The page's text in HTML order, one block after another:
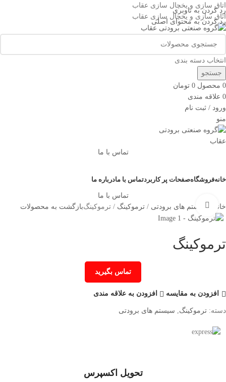
رد کردن به ناوبری
رد کردن به محتوای اصلی
اتاق سازی و یخچال سازی عقاب
اتاق سازی و یخچال سازی عقاب
انتخاب دسته بندی
جستجو
0 محصول 0 تومان
0 علاقه مندی
ورود / ثبت نام
منو
تماس با ما
خانهفروشگاهصفحات پر کاربردتماس با مادرباره ما
تماس با ما
خانه
سیستم های برودتی ترموکینگ ترموکینگبازگشت به محصولات بزرگنمایی تصویر
ترموکینگ
تماس بگیرید
افزودن به مقایسه افزودن به علاقه مندی
دسته: ترموکینگ سیستم های برودتی
تحویل اکسپرس